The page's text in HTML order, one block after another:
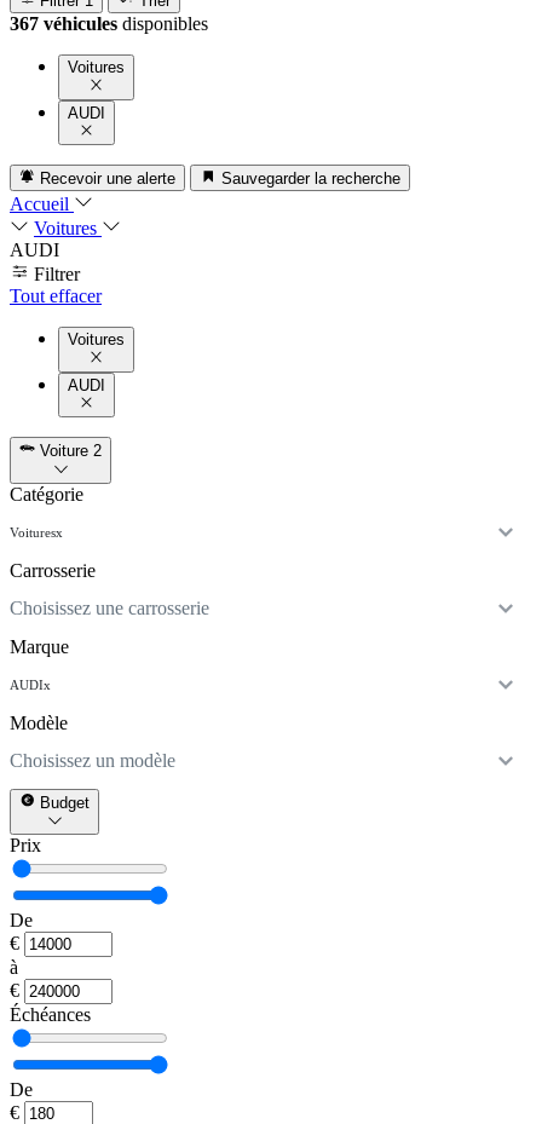
367 véhicules disponibles
Voitures
AUDI
Recevoir une alerte Sauvegarder la recherche
Accueil
Voitures
AUDI
Filtrer
Tout effacer
Voitures
AUDI
Voiture 2
Catégorie
Voituresx
Carrosserie
Choisissez une carrosserie
Marque
AUDIx
Modèle
Choisissez un modèle
Budget
Prix
De
€
à
€
Échéances
De
€